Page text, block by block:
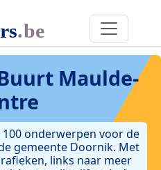
Maulde-
onderwerpen voor de
gemeente Doornik. Met
links naar meer